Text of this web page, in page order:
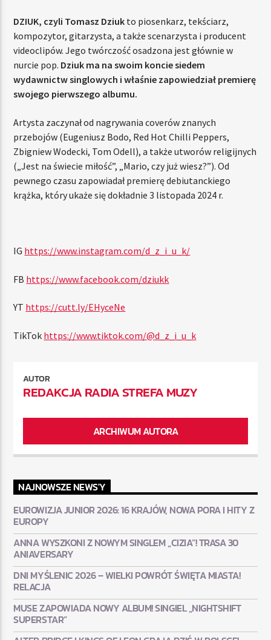
DZIUK, czyli Tomasz Dziuk to piosenkarz, tekściarz,
kompozytor, gitarzysta, a także scenarzysta i producent
videoclipów. Jego twórczość osadzona jest głównie w
nurcie pop. Dziuk ma na swoim koncie siedem
wydawnictw singlowych i właśnie zapowiedział premierę
swojego pierwszego albumu.
Artysta zaczynał od nagrywania coverów znanych
przebojów (Eugeniusz Bodo, Red Hot Chilli Peppers,
Zbigniew Wodecki, Tom Odell), a także utworów religijnych
(„Jest na świecie miłość”, „Mario, czy już wiesz?”). Od
pewnego czasu zapowiadał premierę debiutanckiego
krążka, który ukaże się dokładnie 3 listopada 2024 r.
IG https://www.instagram.com/d_z_i_u_k/
FB https://www.facebook.com/dziukk
YT https://cutt.ly/EHyceNe
TikTok https://www.tiktok.com/@d_z_i_u_k
AUTOR
REDAKCJA RADIA STREFA MUZY
ARCHIWUM AUTORA
NAJNOWSZE NEWS'Y
EUROWIZJA JUNIOR 2026: 16 KRAJÓW, NOWA PORA I HITY Z
EUROPY
ANNA WYSZKONI Z NOWYM SINGLEM „CIZIA”! TRASA 30
ANIAVERSARY
DNI MYŚLENIC 2026 – WIELKI POWRÓT ŚWIĘTA MIASTA!
RELACJA
MUSE ZAPOWIADA NOWY ALBUM! SINGIEL „NIGHTSHIFT
SUPERSTAR”